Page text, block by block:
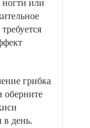
или
грибка
оберните
в день.